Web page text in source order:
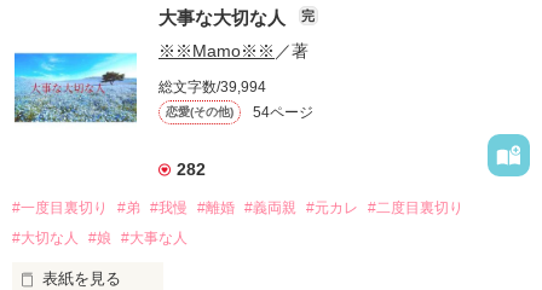
でも
私たち夫婦の間には
夫の元カノ
今は友達ということで
彼女に私たちは翻弄されるに違いない。
大事な大切な人 完
※※Mamo※※ ／著
総文字数/39,994
恋愛(その他) 54ページ
282
#一度目裏切り #弟 #我慢 #離婚 #義両親 #元カレ
#二度目裏切り
#大切な人
#娘 #大事な人
表紙を見る